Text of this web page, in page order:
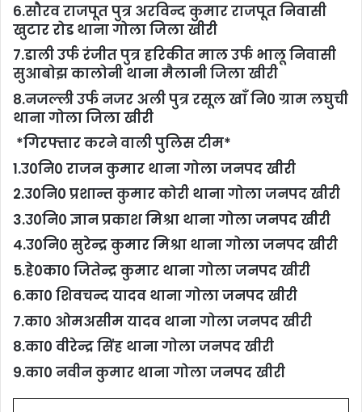
6.सौरव राजपूत पुत्र अरविन्द कुमार राजपूत निवासी
खुटार रोड थाना गोला जिला खीरी
7.डाली उर्फ रंजीत पुत्र हरिकीत माल उर्फ भालू निवासी
सुआबोझ कालोनी थाना मैलानी जिला खीरी
8.नजल्ली उर्फ नजर अली पुत्र रसूल खाँ नि0 ग्राम लघुची
थाना गोला जिला खीरी
*गिरफ्तार करने वाली पुलिस टीम*
1.उ0नि0 राजन कुमार थाना गोला जनपद खीरी
2.उ0नि0 प्रशान्त कुमार कोरी थाना गोला जनपद खीरी
3.उ0नि0 ज्ञान प्रकाश मिश्रा थाना गोला जनपद खीरी
4.उ0नि0 सुरेन्द्र कुमार मिश्रा थाना गोला जनपद खीरी
5.हे0का0 जितेन्द्र कुमार थाना गोला जनपद खीरी
6.का0 शिवचन्द यादव थाना गोला जनपद खीरी
7.का0 ओमअसीम यादव थाना गोला जनपद खीरी
8.का0 वीरेन्द्र सिंह थाना गोला जनपद खीरी
9.का0 नवीन कुमार थाना गोला जनपद खीरी